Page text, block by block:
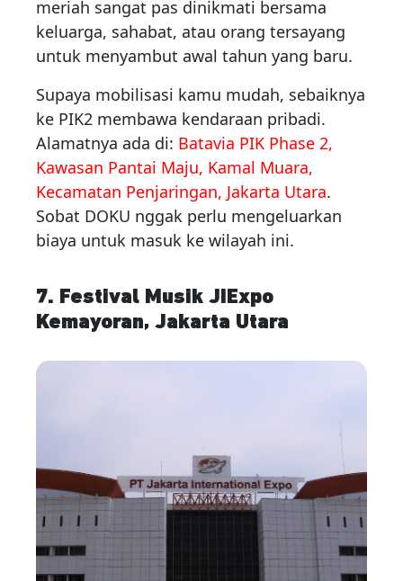
meriah sangat pas dinikmati bersama
keluarga, sahabat, atau orang tersayang
untuk menyambut awal tahun yang baru.
Supaya mobilisasi kamu mudah, sebaiknya
ke PIK2 membawa kendaraan pribadi.
Alamatnya ada di: Batavia PIK Phase 2,
Kawasan Pantai Maju, Kamal Muara,
Kecamatan Penjaringan, Jakarta Utara.
Sobat DOKU nggak perlu mengeluarkan
biaya untuk masuk ke wilayah ini.
7. Festival Musik JIExpo
Kemayoran, Jakarta Utara